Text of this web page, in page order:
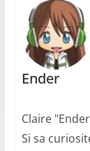
Ender
Claire
Si sa